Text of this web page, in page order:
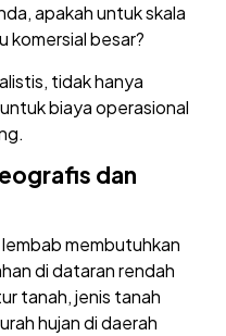
apakah untuk skala
komersial besar?
tidak hanya
biaya operasional
dan
membutuhkan
di dataran rendah
tanah, jenis tanah
hujan di daerah